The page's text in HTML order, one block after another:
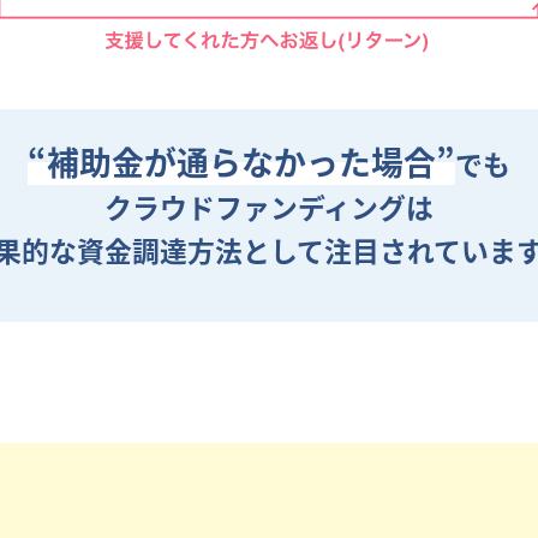
“補助金が通らなかった場合”でも
クラウドファンディングは
的な資金調達方法として注目されていま